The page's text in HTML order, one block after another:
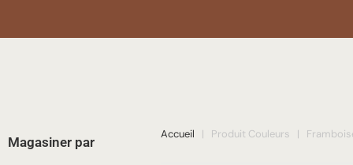
Magasiner par
Accueil | Produit Couleurs |